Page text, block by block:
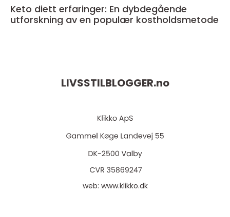
Keto diett erfaringer: En dybdegående
utforskning av en populær kostholdsmetode
LIVSSTILBLOGGER.no
web: www.klikko.dk